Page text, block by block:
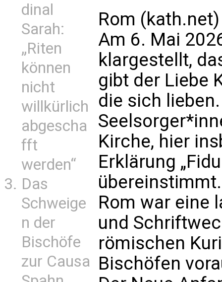
dinal
Sarah:
„Riten
können
nicht
willkürlich
abgescha
fft
werden“
Das
Schweige
n der
Bischöfe
zur Causa
Rom (kath.net)
Am 6. Mai
klargestellt,
gibt der Liebe
die sich
Kirche, hier
Erklärung
Rom war eine
und
römischen
Bischöfen